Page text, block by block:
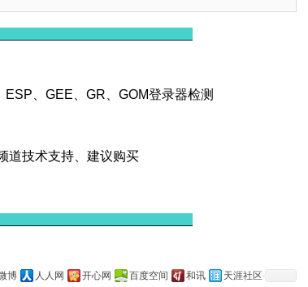
ESP、GEE GR 、GOM登录器检测
道技术支持、建议购买
博 人人网 开心网 百度空间 和讯
天涯社区